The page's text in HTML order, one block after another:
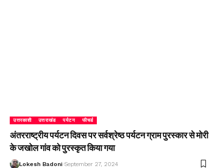
उत्तरकाशी उत्तराखंड पर्यटन फीचर्ड
अंतरराष्ट्रीय पर्यटन दिवस पर सर्वश्रेष्ठ पर्यटन ग्राम पुरस्कार से मोरी
के जखोल गांव को पुरस्कृत किया गया
Lokesh Badoni September 27, 2024